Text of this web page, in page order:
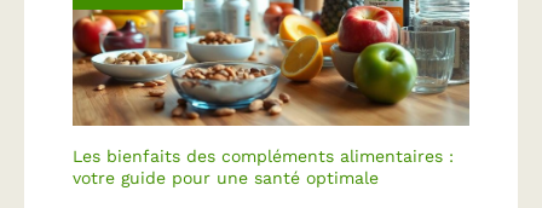
Les bienfaits des compléments alimentaires :
votre guide pour une santé optimale